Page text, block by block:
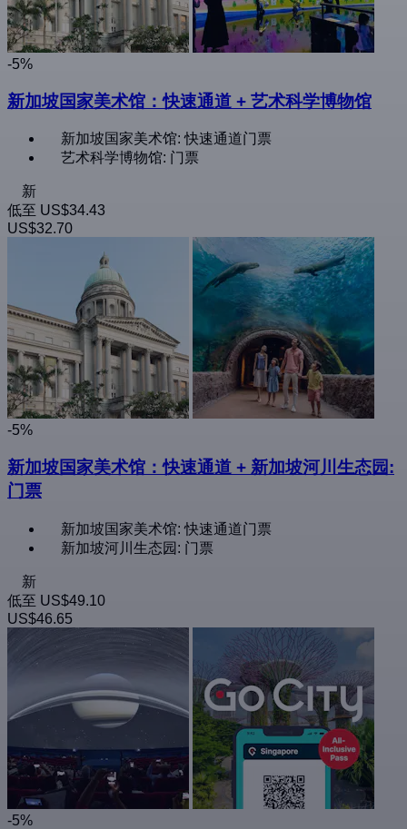
-5%
新加坡国家美术馆：快速通道 + 艺术科学博物馆
新加坡国家美术馆: 快速通道门票
艺术科学博物馆: 门票
新
低至 US$34.43
US$32.70
-5%
新加坡国家美术馆：快速通道 + 新加坡河川生态园:
门票
新加坡国家美术馆: 快速通道门票
新加坡河川生态园: 门票
新
低至 US$49.10
US$46.65
-5%